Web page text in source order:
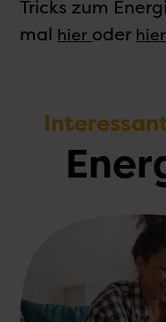
Tricks zum
mal
hier oder hier